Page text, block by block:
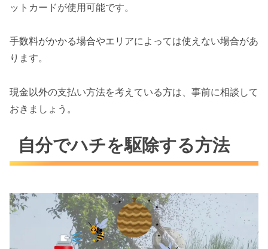
ットカードが使用可能です。
手数料がかかる場合やエリアによっては使えない場合があ
ります。
現金以外の支払い方法を考えている方は、事前に相談して
おきましょう。
自分でハチを駆除する方法